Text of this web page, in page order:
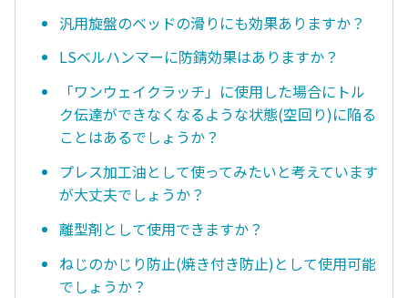
汎用旋盤のベッドの滑りにも効果ありますか？
LSベルハンマーに防錆効果はありますか？
「ワンウェイクラッチ」に使用した場合にトル
ク伝達ができなくなるような状態(空回り)に陥る
ことはあるでしょうか？
プレス加工油として使ってみたいと考えています
が大丈夫でしょうか？
離型剤として使用できますか？
ねじのかじり防止(焼き付き防止)として使用可能
でしょうか？